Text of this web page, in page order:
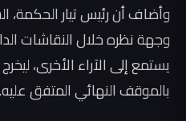
وأضاف أن رئيس تيار الحكمة،
وجهة نظره خلال النقاشات
يستمع إلى الآراء الأخرى،
بالموقف النهائي المتفق عليه.